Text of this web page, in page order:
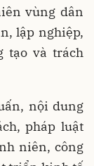
vùng dân
lập nghiệp,
tạo và trách
nội dung
pháp luật
niên, công